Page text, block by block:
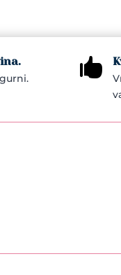
